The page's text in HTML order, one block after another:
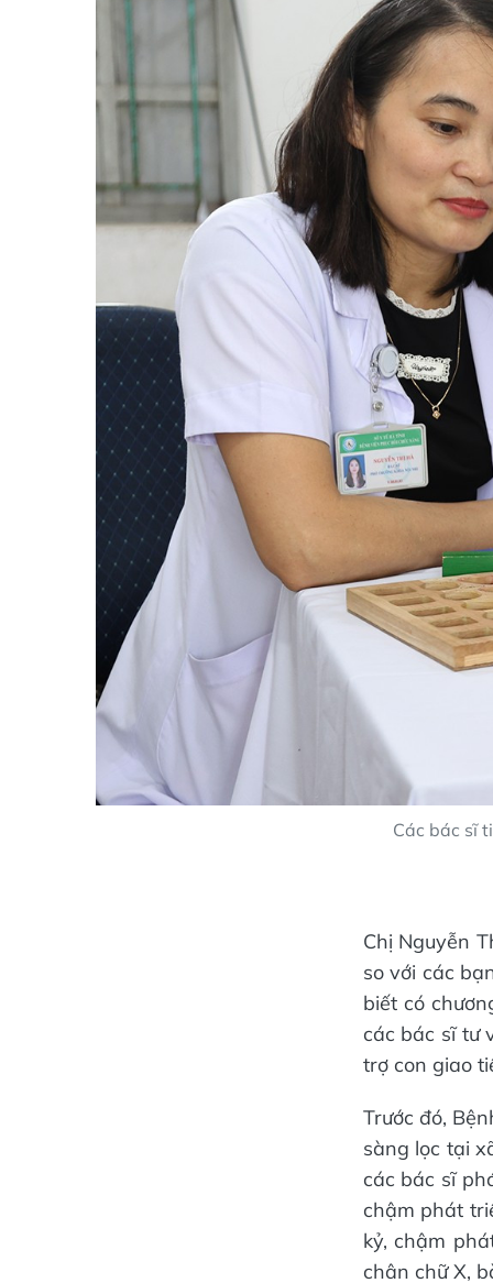
Các bác sĩ
Chị Nguyễn
so với các
biết có
các bác sĩ tư
trợ con giao
Trước đó,
sàng lọc tại
các bác sĩ
chậm phát
kỷ, chậm
chân chữ X,